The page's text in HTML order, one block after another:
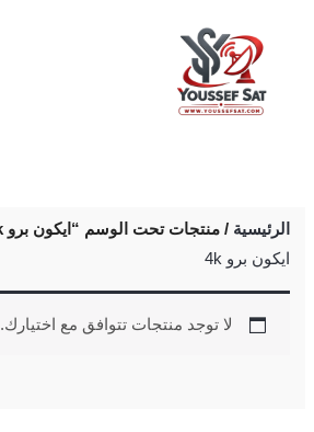
الرئيسية / منتجات تحت الوسم “ايكون برو 4k”
ايكون برو 4k
لا توجد منتجات تتوافق مع اختيارك.